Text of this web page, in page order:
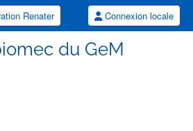
Renater Connexion locale
du GeM